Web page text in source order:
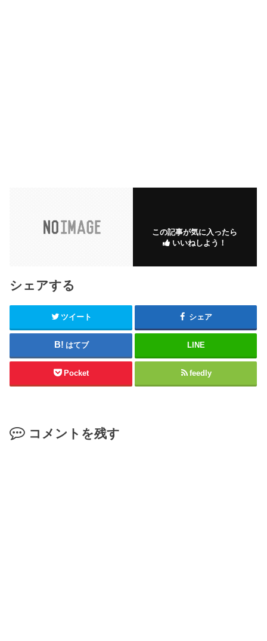
この記事が気に入ったら
いいねしよう！
シェアする
ツイート シェア
はてブ LINE
Pocket feedly
コメントを残す